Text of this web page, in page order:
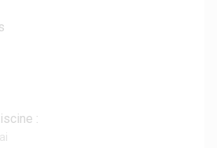
: